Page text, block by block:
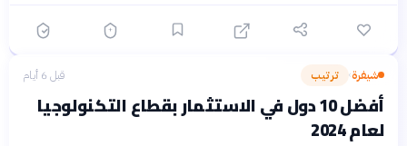
شيفرة› ترتيب قبل 6 أيام
أفضل 10 دول في الاستثمار بقطاع التكنولوجيا
لعام 2024